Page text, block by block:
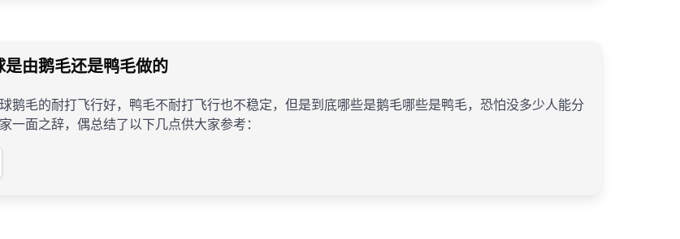
是由鹅毛还是鸭毛做的
鹅毛的耐打飞行好，鸭毛不耐打飞行也不稳定，但是到底哪些是鹅毛哪些是鸭毛，恐怕没多少人能分
一面之辞，偶总结了以下几点供大家参考：